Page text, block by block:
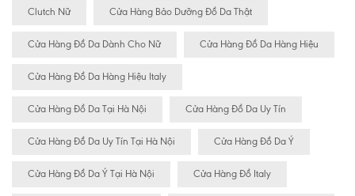
Clutch Nữ Cửa Hàng Bảo Dưỡng Đồ Da Thật
Cửa Hàng Đồ Da Dành Cho Nữ Cửa Hàng Đồ Da Hàng Hiệu
Cửa Hàng Đồ Da Hàng Hiệu Italy
Cửa Hàng Đồ Da Tại Hà Nội Cửa Hàng Đồ Da Uy Tín
Cửa Hàng Đồ Da Uy Tín Tại Hà Nội Cửa Hàng Đồ Da Ý
Cửa Hàng Đồ Da Ý Tại Hà Nội Cửa Hàng Đồ Italy